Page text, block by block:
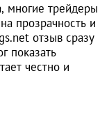
многие
прозрачность и
отзыв сразу
показать
честно и